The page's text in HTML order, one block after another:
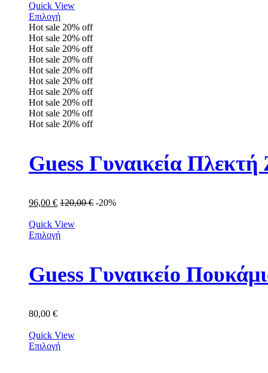
Quick View
Επιλογή
Hot sale 20% off
Hot sale 20% off
Hot sale 20% off
Hot sale 20% off
Hot sale 20% off
Hot sale 20% off
Hot sale 20% off
Hot sale 20% off
Hot sale 20% off
Hot sale 20% off
Guess Γυναικεία
96,00 € 120,00€ -20%
Quick View
Επιλογή
Guess Γυναικείο
80,00 €
Quick View
Επιλογή